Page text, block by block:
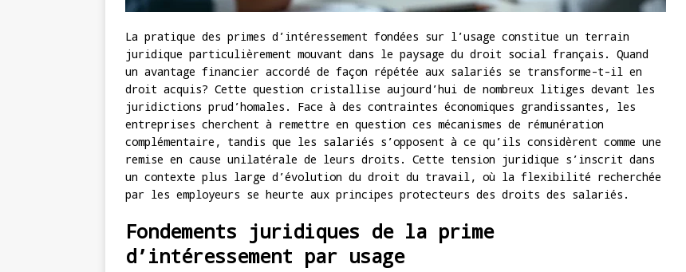
La pratique des primes d’intéressement fondées sur l’usage constitue un terrain
juridique particulièrement mouvant dans le paysage du droit social français. Quand
un avantage financier accordé de façon répétée aux salariés se transforme-t-il en
droit acquis? Cette question cristallise aujourd’hui de nombreux litiges devant les
juridictions prud’homales. Face à des contraintes économiques grandissantes, les
entreprises cherchent à remettre en question ces mécanismes de rémunération
complémentaire, tandis que les salariés s’opposent à ce qu’ils considèrent comme une
remise en cause unilatérale de leurs droits. Cette tension juridique s’inscrit dans
un contexte plus large d’évolution du droit du travail, où la flexibilité recherchée
par les employeurs se heurte aux principes protecteurs des droits des salariés.
Fondements juridiques de la prime
d’intéressement par usage